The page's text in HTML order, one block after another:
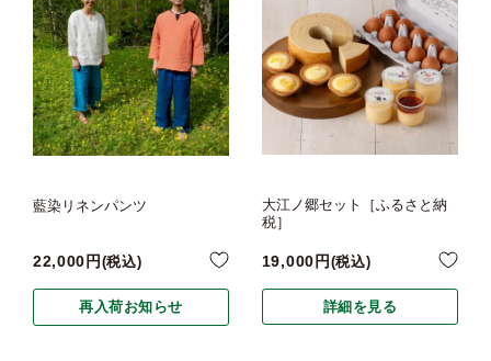
藍染リネンパンツ
22,000 税込
再入荷お知らせ
大江ノ郷セット［ふるさと納
税］
19,000 税込
詳細を見る